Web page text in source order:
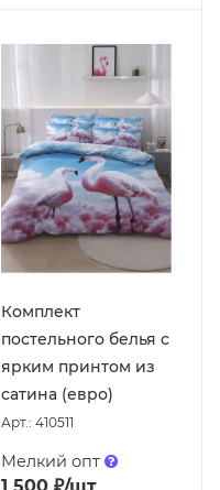
Комплект
постельного белья с
ярким принтом из
сатина (евро)
Арт.: 410511
Мелкий опт